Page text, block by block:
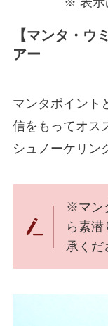
【マンタ・ウ
アー
マンタポイント
信をもってオス
シュノーケリン
※マン
ら素
承くだ